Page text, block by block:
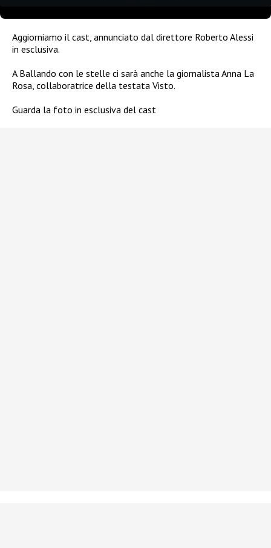
Aggiorniamo il cast, annunciato dal direttore Roberto Alessi
in esclusiva.
A Ballando con le stelle ci sarà anche la giornalista Anna La
Rosa, collaboratrice della testata Visto.
Guarda la foto in esclusiva del cast